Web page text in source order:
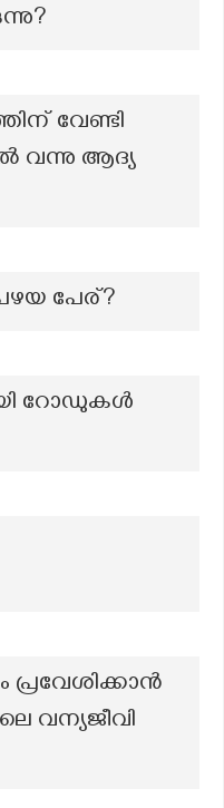
വേണ്ടി
വന്നു ആദ്യ
പേര്?
റോഡുകൾ
പ്രവേശിക്കാൻ
വന്യജീവി